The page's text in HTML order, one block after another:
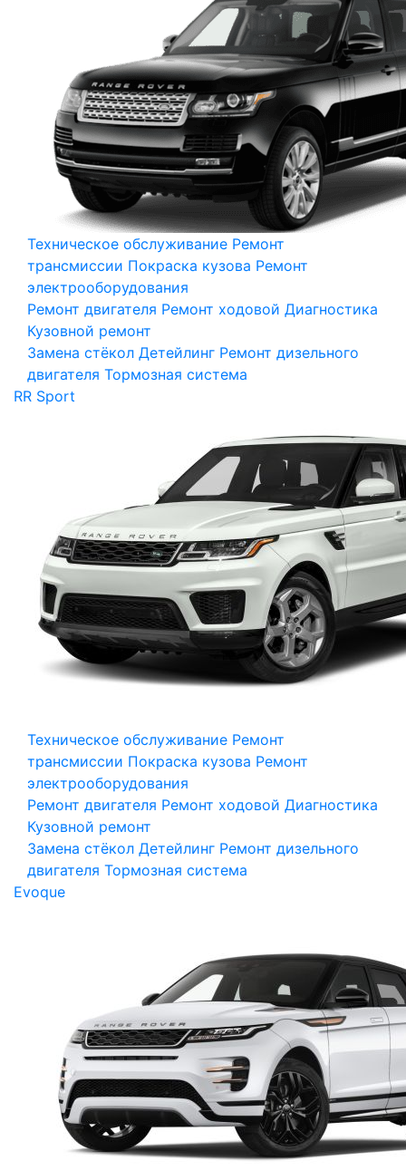
Техническое обслуживание Ремонт
трансмиссии Покраска кузова Ремонт
электрооборудования
Ремонт двигателя Ремонт ходовой Диагностика
Кузовной ремонт
Замена стёкол Детейлинг Ремонт дизельного
двигателя Тормозная система
RR Sport
Техническое обслуживание Ремонт
трансмиссии Покраска кузова Ремонт
электрооборудования
Ремонт двигателя Ремонт ходовой Диагностика
Кузовной ремонт
Замена стёкол Детейлинг Ремонт дизельного
двигателя Тормозная система
Evoque